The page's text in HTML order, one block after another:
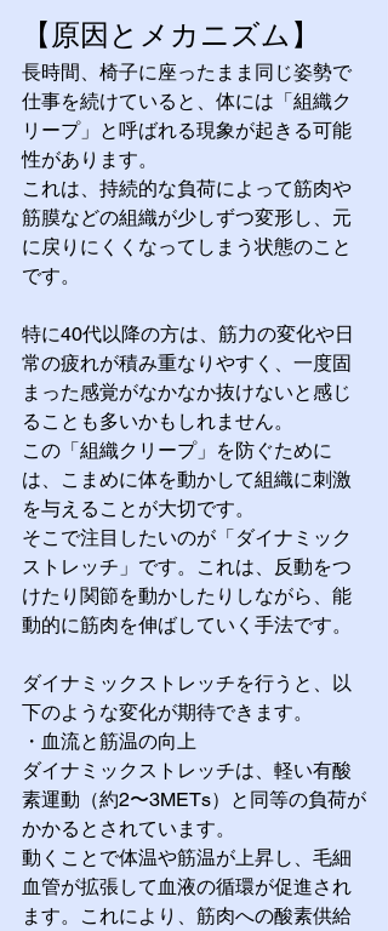
【原因とメカニズム】
長時間、椅子に座ったまま同じ姿勢で
仕事を続けていると、体には「組織ク
リープ」と呼ばれる現象が起きる可能
性があります。
これは、持続的な負荷によって筋肉や
筋膜などの組織が少しずつ変形し、元
に戻りにくくなってしまう状態のこと
です。
特に40代以降の方は、筋力の変化や日
常の疲れが積み重なりやすく、一度固
まった感覚がなかなか抜けないと感じ
ることも多いかもしれません。
この「組織クリープ」を防ぐために
は、こまめに体を動かして組織に刺激
を与えることが大切です。
そこで注目したいのが「ダイナミック
ストレッチ」です。これは、反動をつ
けたり関節を動かしたりしながら、能
動的に筋肉を伸ばしていく手法です。
ダイナミックストレッチを行うと、以
下のような変化が期待できます。
・血流と筋温の向上
ダイナミックストレッチは、軽い有酸
素運動（約2〜3METs）と同等の負荷が
かかるとされています。
動くことで体温や筋温が上昇し、毛細
血管が拡張して血液の循環が促進され
ます。これにより、筋肉への酸素供給